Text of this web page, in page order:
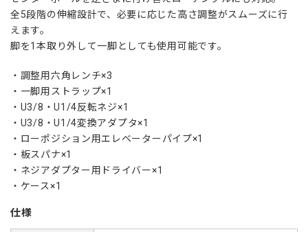
全5段階の伸縮設計で、必要に応じた高さ調整がスムーズに行
えます。
脚を1本取り外して一脚としても使用可能です。
調整用六角レンチ×3
一脚用ストラップ×1
U3/8・U1/4反転ネジ×1
U3/8・U1/4変換アダプタ×1
ローポジション用エレベーターパイプ×1
板スパナ×1
ネジアダプター用ドライバー×1
ケース×1
仕様